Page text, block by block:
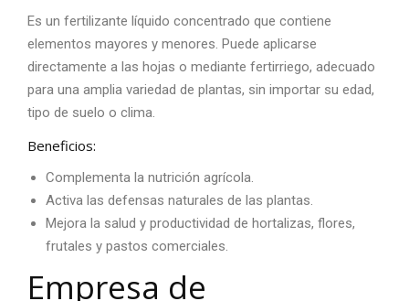
Es un fertilizante líquido concentrado que contiene
elementos mayores y menores. Puede aplicarse
directamente a las hojas o mediante fertirriego, adecuado
para una amplia variedad de plantas, sin importar su edad,
tipo de suelo o clima.
Beneficios:
Complementa la nutrición agrícola.
Activa las defensas naturales de las plantas.
Mejora la salud y productividad de hortalizas, flores,
frutales y pastos comerciales.
Empresa de